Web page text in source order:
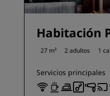
Habitación
27 m² 2 adultos 1
Servicios principales